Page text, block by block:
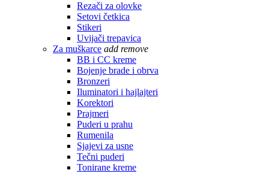
Rezači za olovke
Setovi četkica
Stikeri
Uvijači trepavica
Za muškarce add remove
BB i CC kreme
Bojenje brade i obrva
Bronzeri
Iluminatori i hajlajteri
Korektori
Prajmeri
Puderi u prahu
Rumenila
Sjajevi za usne
Tečni puderi
Tonirane kreme